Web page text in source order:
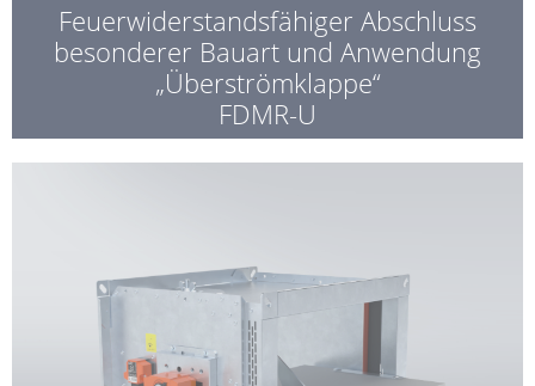
Feuerwiderstandsfähiger Abschluss
besonderer Bauart und Anwendung
„Überströmklappe“
FDMR-U